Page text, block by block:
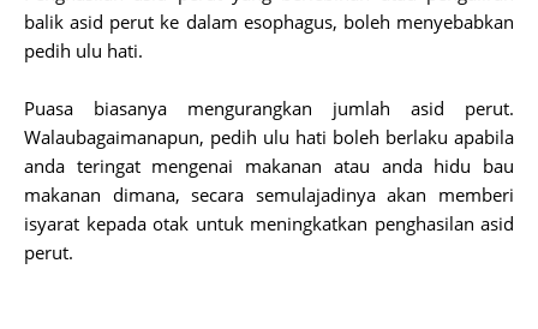
balik asid perut ke dalam esophagus, boleh menyebabkan
pedih ulu hati.
Puasa biasanya mengurangkan jumlah asid perut.
Walaubagaimanapun, pedih ulu hati boleh berlaku apabila
anda teringat mengenai makanan atau anda hidu bau
makanan dimana, secara semulajadinya akan memberi
isyarat kepada otak untuk meningkatkan penghasilan asid
perut.